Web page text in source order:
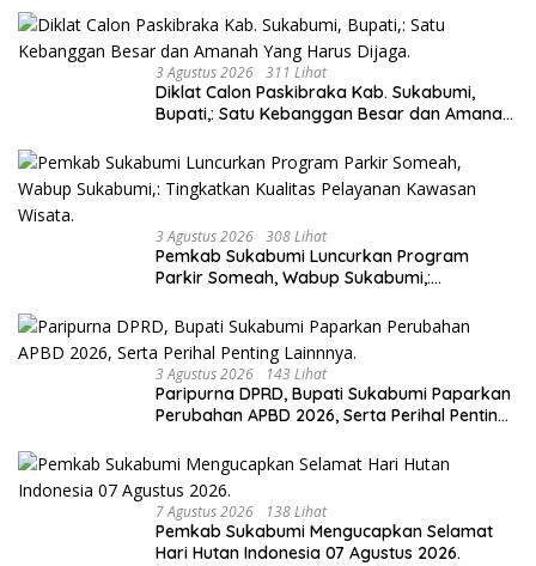
3 Agustus 2026 311 Lihat
Diklat Calon Paskibraka Kab. Sukabumi,
Bupati,: Satu Kebanggan Besar dan Amanah
3 Agustus 2026 308 Lihat
Pemkab Sukabumi Luncurkan Program
Parkir Someah, Wabup Sukabumi,:
Wisata.
3 Agustus 2026 143 Lihat
Paripurna DPRD, Bupati Sukabumi Paparkan
Perubahan APBD 2026, Serta Perihal Penting
7 Agustus 2026 138 Lihat
Pemkab Sukabumi Mengucapkan Selamat
Hari Hutan Indonesia 07 Agustus 2026.